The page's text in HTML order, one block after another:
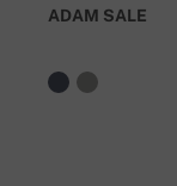
ADAM SALE